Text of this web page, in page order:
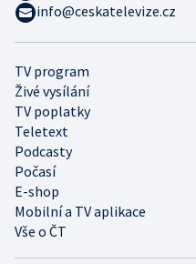
TV program
Živé vysílání
TV poplatky
Teletext
Podcasty
Počasí
E-shop
Mobilní a TV aplikace
Vše o ČT
info@ceskatelevize.cz